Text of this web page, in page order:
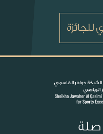
للجائزة
صلة